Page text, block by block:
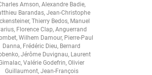
Amson, Alexandre Badie,
Barandas, Jean-Christophe
, Thierry Bedos, Manuel
, Florence Clap, Anguerrand
, Wilhem Damour, Pierre-Paul
Danna, Frédéric Dieu, Bernard
, Jérôme Duvignau, Laurent
, Valérie Godefrin, Olivier
Guillaumont, Jean-François